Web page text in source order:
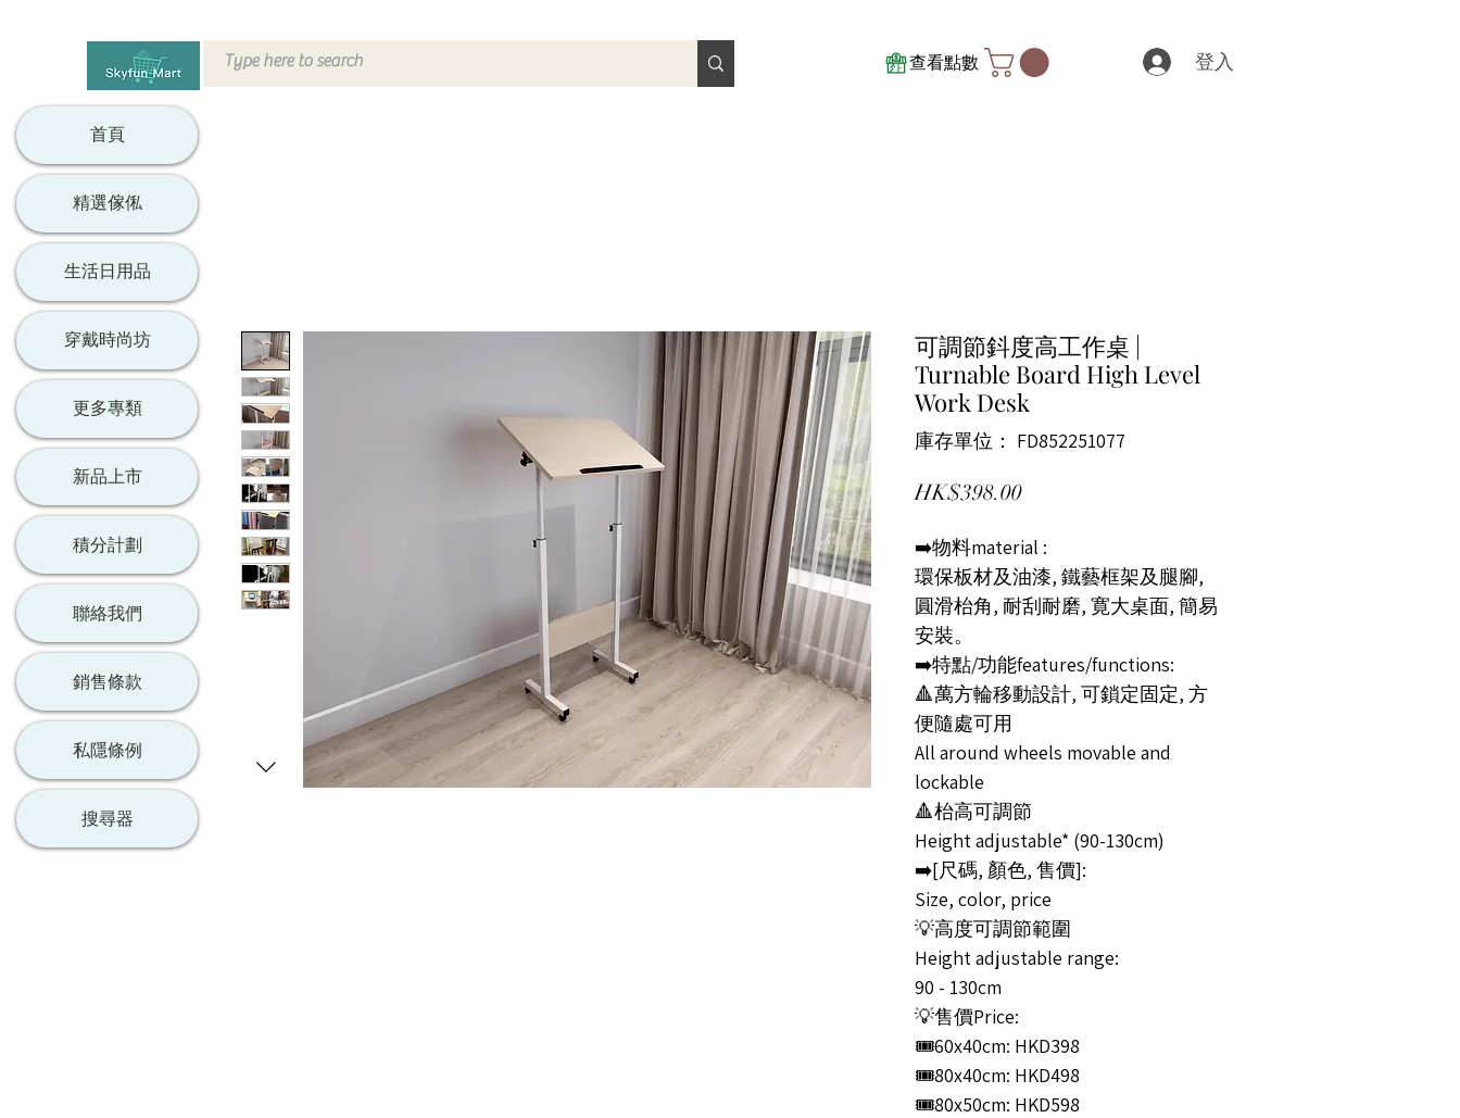
查看點數 登入
可調節鈄度高工作桌 |
Turnable Board High Level
Work Desk
庫存單位： FD852251077
HK$398.00價格
➡️物料material :
環保板材及油漆, 鐵藝框架及腿腳,
圓滑枱角, 耐刮耐磨, 寛大桌面, 簡易
安裝。
➡️特點/功能features/functions:
🔺萬方輪移動設計, 可鎖定固定, 方
便隨處可用
All around wheels movable and
lockable
🔺枱高可調節
Height adjustable* (90-130cm)
➡️[尺碼, 顏色, 售價]:
Size, color, price
💡高度可調節範圍
Height adjustable range:
90 - 130cm
💡售價Price:
🎟️60x40cm: HKD398
🎟️80x40cm: HKD498
🎟️80x50cm: HKD598
首頁
精選傢俬
生活日用品
穿戴時尚坊
更多專類
新品上市
積分計劃
聯絡我們
銷售條款
私隱條例
搜尋器